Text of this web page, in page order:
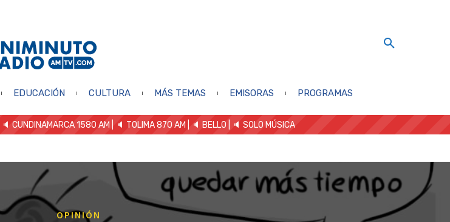
EDUCACIÓN CULTURA MÁS TEMAS EMISORAS PROGRAMAS
| 🔈 CUNDINAMARCA 1580 AM | 🔈 TOLIMA 870 AM | 🔈 BELLO 🔈 SOLO MÚSICA
OPINIÓN